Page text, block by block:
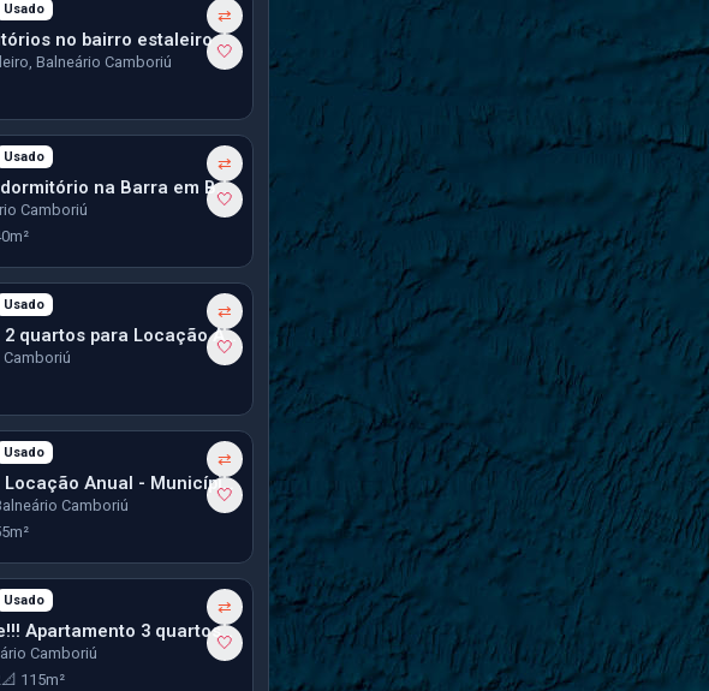
Usado
⇄
🤍
no bairro estaleiro
Balneário Camboriú
Usado
⇄
🤍
Kitnet com 1 dormitório na Barra em Balneário Camboriú
Camboriú
Usado
⇄
🤍
Apartamento 2 quartos para Locação Anual no bairro Rio Pequeno em Camboriú
Camboriú
Usado
⇄
🤍
Apartamento Locação Anual - Municípios
Camboriú
Usado
⇄
🤍
Oportunidade!!! Apartamento 3 quartos Vista Mar no Centro de Balneário Camboriú
Camboriú
📐 115m²